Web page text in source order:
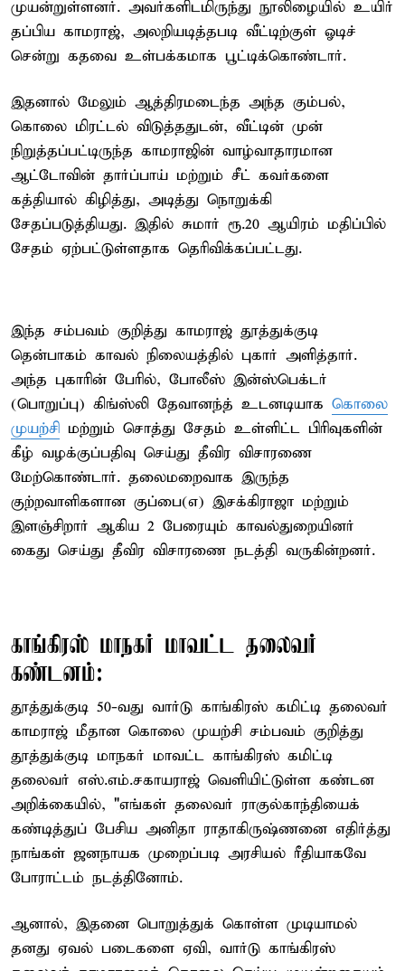
முயன்றுள்ளனர். அவர்களிடமிருந்து நூலிழையில் உயிர்
தப்பிய காமராஜ், அலறியடித்தபடி வீட்டிற்குள் ஓடிச்
சென்று கதவை உள்பக்கமாக பூட்டிக்கொண்டார்.
இதனால் மேலும் ஆத்திரமடைந்த அந்த கும்பல்,
கொலை மிரட்டல் விடுத்ததுடன், வீட்டின் முன்
நிறுத்தப்பட்டிருந்த காமராஜின் வாழ்வாதாரமான
ஆட்டோவின் தார்ப்பாய் மற்றும் சீட் கவர்களை
கத்தியால் கிழித்து, அடித்து நொறுக்கி
சேதப்படுத்தியது. இதில் சுமார் ரூ.20 ஆயிரம் மதிப்பில்
சேதம் ஏற்பட்டுள்ளதாக தெரிவிக்கப்பட்டது.
இந்த சம்பவம் குறித்து காமராஜ் தூத்துக்குடி
தென்பாகம் காவல் நிலையத்தில் புகார் அளித்தார்.
அந்த புகாரின் பேரில், போலீஸ் இன்ஸ்பெக்டர்
(பொறுப்பு) கிங்ஸ்லி தேவானந்த் உடனடியாக கொலை
முயற்சி மற்றும் சொத்து சேதம் உள்ளிட்ட பிரிவுகளின்
கீழ் வழக்குப்பதிவு செய்து தீவிர விசாரணை
மேற்கொண்டார். தலைமறைவாக இருந்த
குற்றவாளிகளான குப்பை(எ) இசக்கிராஜா மற்றும்
இளஞ்சிறார் ஆகிய 2 பேரையும் காவல்துறையினர்
கைது செய்து தீவிர விசாரணை நடத்தி வருகின்றனர்.
காங்கிரஸ் மாநகர் மாவட்ட தலைவர்
கண்டனம்:
தூத்துக்குடி 50-வது வார்டு காங்கிரஸ் கமிட்டி தலைவர்
காமராஜ் மீதான கொலை முயற்சி சம்பவம் குறித்து
தூத்துக்குடி மாநகர் மாவட்ட காங்கிரஸ் கமிட்டி
தலைவர் எஸ்.எம்.சகாயராஜ் வெளியிட்டுள்ள கண்டன
அறிக்கையில், "எங்கள் தலைவர் ராகுல்காந்தியைக்
கண்டித்துப் பேசிய அனிதா ராதாகிருஷ்ணனை எதிர்த்து
நாங்கள் ஜனநாயக முறைப்படி அரசியல் ரீதியாகவே
போராட்டம் நடத்தினோம்.
ஆனால், இதனை பொறுத்துக் கொள்ள முடியாமல்
தனது ஏவல் படைகளை ஏவி, வார்டு காங்கிரஸ்